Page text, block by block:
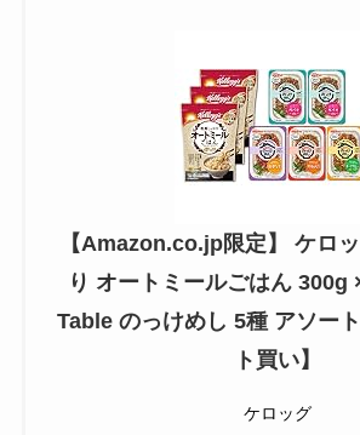
【Amazon.co.jp限定】 ケロ
り オートミールごはん 300g
Table のっけめし 5種 アソー
ト買い】
ケロッグ